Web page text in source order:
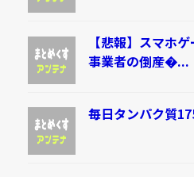
【悲報】スマホ
事業者の倒産�...
毎日タンパク質